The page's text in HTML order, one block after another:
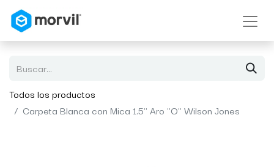
Todos los productos
Carpeta Blanca con Mica 1.5'' Aro "O" Wilson Jones